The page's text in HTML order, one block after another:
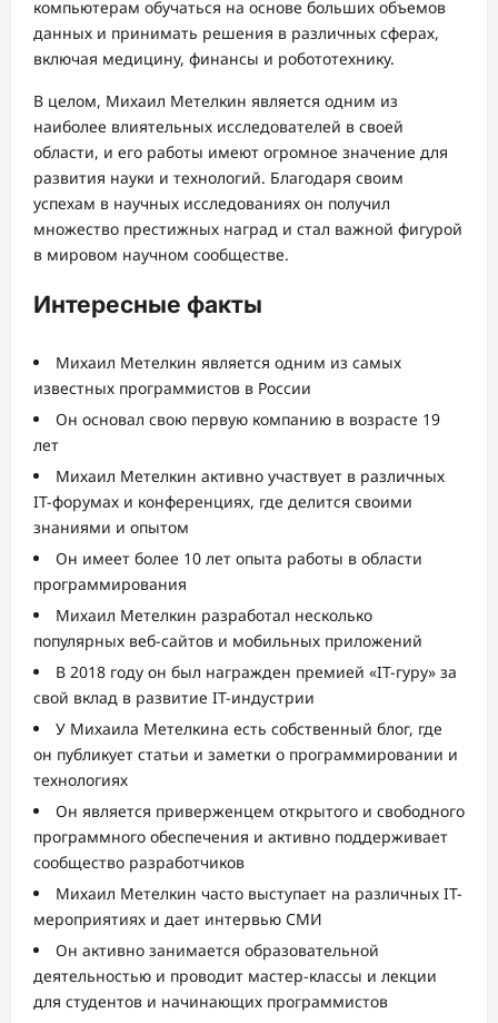
компьютерам обучаться на основе больших объемов
данных и принимать решения в различных сферах,
включая медицину, финансы и робототехнику.
В целом, Михаил Метелкин является одним из
наиболее влиятельных исследователей в своей
области, и его работы имеют огромное значение для
развития науки и технологий. Благодаря своим
успехам в научных исследованиях он получил
множество престижных наград и стал важной фигурой
в мировом научном сообществе.
Интересные факты
Михаил Метелкин является одним из самых
известных программистов в России
Он основал свою первую компанию в возрасте 19
лет
Михаил Метелкин активно участвует в различных
IT-форумах и конференциях, где делится своими
знаниями и опытом
Он имеет более 10 лет опыта работы в области
программирования
Михаил Метелкин разработал несколько
популярных веб-сайтов и мобильных приложений
В 2018 году он был награжден премией «IT-гуру» за
свой вклад в развитие IT-индустрии
У Михаила Метелкина есть собственный блог, где
он публикует статьи и заметки о программировании и
технологиях
Он является приверженцем открытого и свободного
программного обеспечения и активно поддерживает
сообщество разработчиков
Михаил Метелкин часто выступает на различных IT-
мероприятиях и дает интервью СМИ
Он активно занимается образовательной
деятельностью и проводит мастер-классы и лекции
для студентов и начинающих программистов